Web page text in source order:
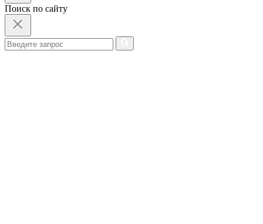
Поиск по сайту